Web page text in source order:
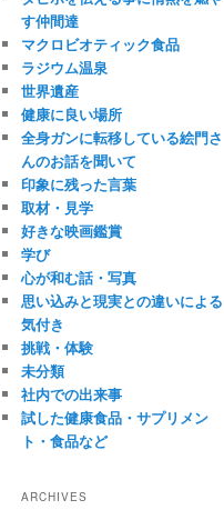
す仲間達
マクロビオティック食品
ラジウム温泉
世界遺産
健康に良い場所
全身ガンに転移している絵門さ
んのお話を聞いて
印象に残った言葉
取材・見学
好きな映画鑑賞
学び
心が和む話・写真
思い込みと現実との違いによる
気付き
挑戦・体験
未分類
社内での出来事
試した健康食品・サプリメン
ト・食品など
ARCHIVES